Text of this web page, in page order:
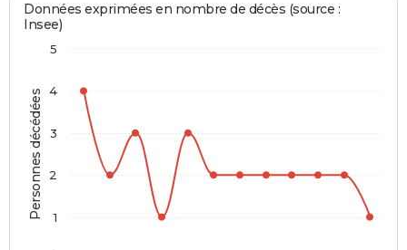
Personnes décédées
Données exprimées en nombre de décès (source :
Insee)
1
2
3
4
5